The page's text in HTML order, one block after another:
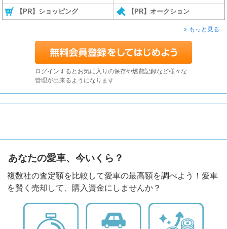
【PR】ショッピング 【PR】オークション
もっと見る
ログインするとお気に入りの保存や燃費記録など様々な
管理が出来るようになります
あなたの愛車、今いくら？
複数社の査定額を比較して愛車の最高額を調べよう！愛車
を賢く売却して、購入資金にしませんか？